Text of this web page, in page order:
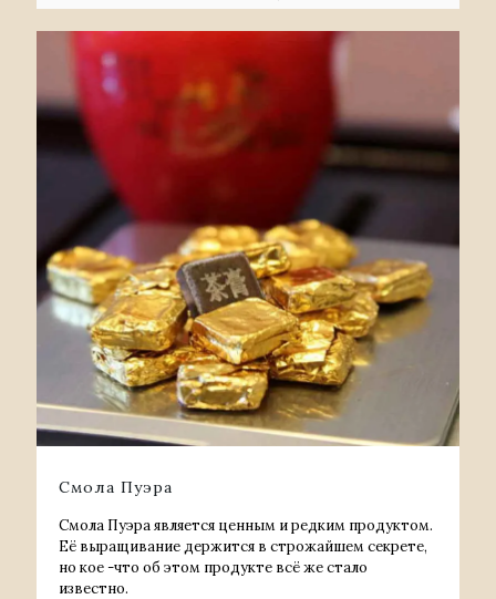
Смола Пуэра
Смола Пуэра является ценным и редким продуктом.
Её выращивание держится в строжайшем секрете,
но кое -что об этом продукте всё же стало
известно.